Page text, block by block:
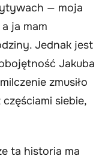
— moja
ja mam
Jednak jest
Jakuba
zmusiło
siebie,
ta historia ma